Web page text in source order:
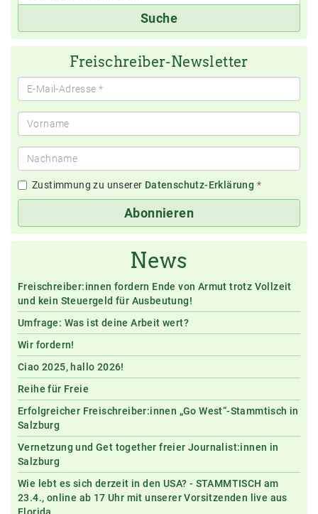
Suche
Freischreiber-Newsletter
Zustimmung zu unserer Datenschutz-Erklärung *
Abonnieren
News
Freischreiber:innen fordern Ende von Armut trotz Vollzeit
und kein Steuergeld für Ausbeutung!
Umfrage: Was ist deine Arbeit wert?
Wir fordern!
Ciao 2025, hallo 2026!
Reihe für Freie
Erfolgreicher Freischreiber:innen „Go West“-Stammtisch in
Salzburg
Vernetzung und Get together freier Journalist:innen in
Salzburg
Wie lebt es sich derzeit in den USA? - STAMMTISCH am
23.4., online ab 17 Uhr mit unserer Vorsitzenden live aus